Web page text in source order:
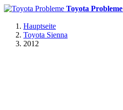
Toyota Probleme
Hauptseite
Toyota Sienna
2012